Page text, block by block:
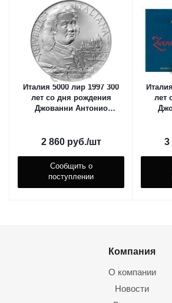
Италия 5000 лир 1997 300
лет со дня рождения
Джованни Антонио
2 860руб./шт
Сообщить о
поступлении
лет
3
Компания
О компании
Новости